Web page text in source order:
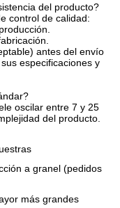
del producto?
control de calidad:
antes del envío
especificaciones y
oscilar entre 7 y 25
del producto.
a granel (pedidos
más grandes